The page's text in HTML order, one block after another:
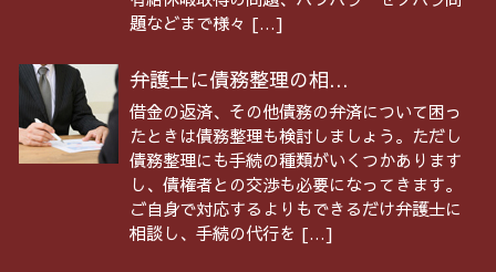
題などまで様々 […]
弁護士に債務整理の相...
借金の返済、その他債務の弁済について困っ
たときは債務整理も検討しましょう。ただし
債務整理にも手続の種類がいくつかあります
し、債権者との交渉も必要になってきます。
ご自身で対応するよりもできるだけ弁護士に
相談し、手続の代行を […]